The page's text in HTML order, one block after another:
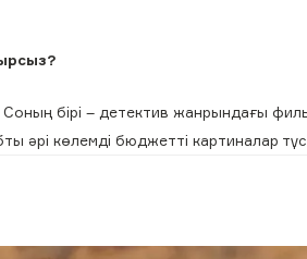
бірі – детектив жанрындағы
әрі көлемді бюджетті картиналар